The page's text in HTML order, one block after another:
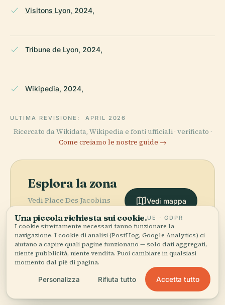
Visitons Lyon, 2024,
Tribune de Lyon, 2024,
Wikipedia, 2024,
ULTIMA REVISIONE: APRIL 2026
Ricercato da Wikidata, Wikipedia e fonti ufficiali · verificato ·
Come creiamo le nostre guide →
Esplora la zona
Vedi Place Des Jacobins
c'è nei dintorni.
Vedi mappa
More in Lione.
Una piccola richiesta sui cookie.UE · GDPR
I cookie strettamente necessari fanno funzionare la
navigazione. I cookie di analisi (PostHog, Google Analytics) ci
aiutano a capire quali pagine funzionano — solo dati aggregati,
niente pubblicità, niente vendita. Puoi cambiare in qualsiasi
momento dal piè di pagina.
Personalizza Rifiuta tutto Accetta tutto